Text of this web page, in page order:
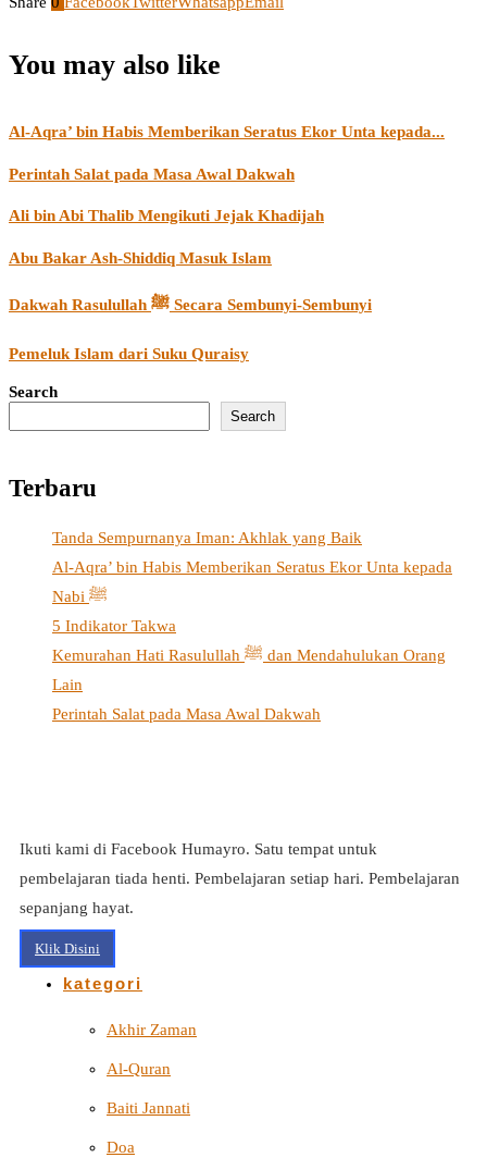
You may also like
Al-Aqra’ bin Habis Memberikan Seratus Ekor Unta kepada...
Perintah Salat pada Masa Awal Dakwah
Ali bin Abi Thalib Mengikuti Jejak Khadijah
Abu Bakar Ash-Shiddiq Masuk Islam
Dakwah Rasulullah ﷺ Secara Sembunyi-Sembunyi
Pemeluk Islam dari Suku Quraisy
Search
Search
Terbaru
Tanda Sempurnanya Iman: Akhlak yang Baik
Al-Aqra’ bin Habis Memberikan Seratus Ekor Unta kepada
Nabi ﷺ
5 Indikator Takwa
Kemurahan Hati Rasulullah ﷺ dan Mendahulukan Orang
Lain
Perintah Salat pada Masa Awal Dakwah
Ikuti kami di Facebook Humayro. Satu tempat untuk
pembelajaran tiada henti. Pembelajaran setiap hari. Pembelajaran
sepanjang hayat.
Klik Disini
kategori
Akhir Zaman
Al-Quran
Baiti Jannati
Doa